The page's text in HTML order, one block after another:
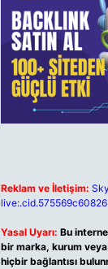
Reklam ve İletişim:
Yasal Uyarı: Bu
bir marka, kurum
hiçbir bağlantısı